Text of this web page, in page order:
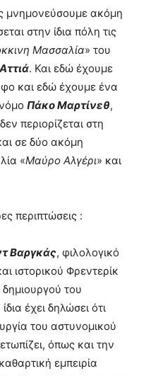
μνημονεύσουμε ακόμη
στην ίδια πόλη τις
Μασσαλία» του
. Και εδώ έχουμε
και εδώ έχουμε ένα
Πάκο Μαρτίνεθ,
περιορίζεται στη
σε δύο ακόμη
«Μαύρο Αλγέρι» και
περιπτώσεις :
Βαργκάς, φιλολογικό
ιστορικού Φρεντερίκ
του
έχει δηλώσει ότι
του αστυνομικού
όπως και την
εμπειρία